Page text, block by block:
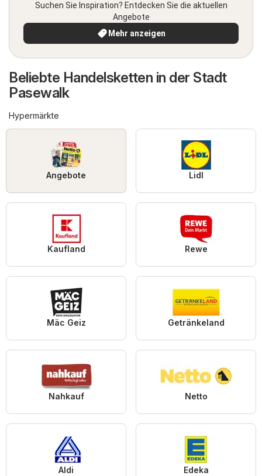
Suchen Sie Inspiration? Entdecken Sie die aktuellen
Angebote
Mehr anzeigen
Beliebte Handelsketten in der Stadt
Pasewalk
Hypermärkte
Angebote Lidl
Kaufland Rewe
Mäc Geiz Getränkeland
Nahkauf Netto
Aldi Edeka